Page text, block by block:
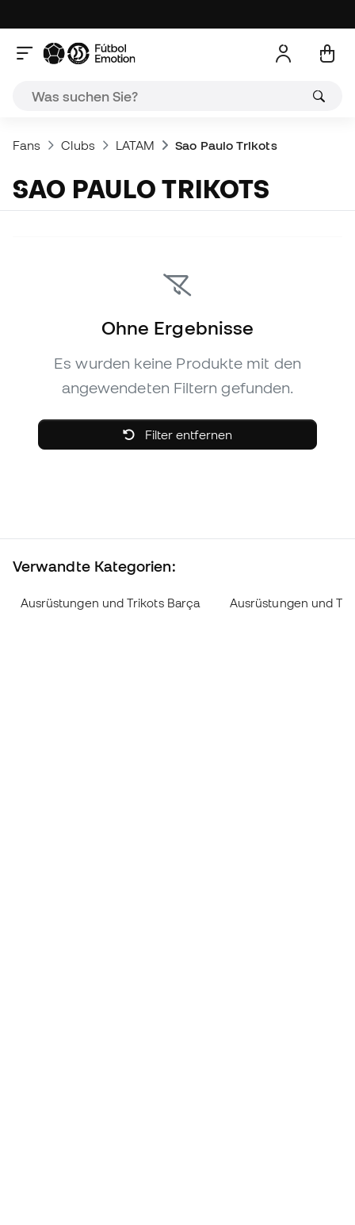
Fans Clubs LATAM Sao Paulo Trikots
SAO PAULO TRIKOTS
Ohne Ergebnisse
Es wurden keine Produkte mit den
angewendeten Filtern gefunden.
Filter entfernen
Verwandte Kategorien:
Ausrüstungen und Trikots Barça Ausrüstungen und